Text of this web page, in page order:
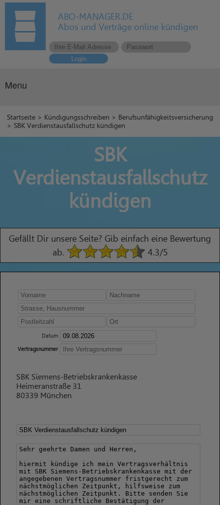
ABO-MANAGER.DE
Abos und Verträge online kündigen
Login
Menu
Startseite > Kündigungsschreiben > Berufsunfähigkeitsversicherung
> SBK Verdienstausfallschutz kündigen
SBK
Verdienstausfallschutz
kündigen
Gefällt Dir unsere Seite? Gib einfach eine Bewertung
ab.
4.3/5
Datum
Vertragsnummer
SBK Siemens-Betriebskrankenkasse
Heimeranstraße 31
80339 München